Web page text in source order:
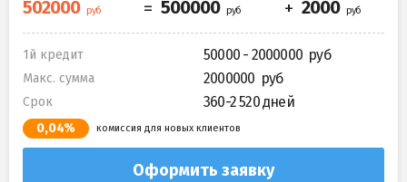
1й кредит 50000 - 2000000
Макс. сумма 2000000
Срок 360-2 520 дней
0,04% комиссия для новых клиентов
Оформить заявку